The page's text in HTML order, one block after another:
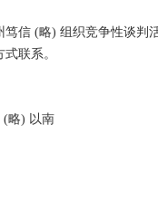
信 (略) 组织竞争性谈判
联系。
) 以西、 (略) 以南
老师
略)
号（5楼）